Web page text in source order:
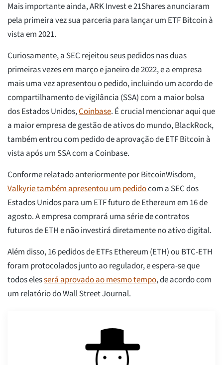
Mais importante ainda, ARK Invest e 21Shares anunciaram
pela primeira vez sua parceria para lançar um ETF Bitcoin à
vista em 2021.
Curiosamente, a SEC rejeitou seus pedidos nas duas
primeiras vezes em março e janeiro de 2022, e a empresa
mais uma vez apresentou o pedido, incluindo um acordo de
compartilhamento de vigilância (SSA) com a maior bolsa
dos Estados Unidos,Coinbase. É crucial mencionar aqui que
a maior empresa de gestão de ativos do mundo, BlackRock,
também entrou com pedido de aprovação de ETF Bitcoin à
vista após um SSA com a Coinbase.
Conforme relatado anteriormente por BitcoinWisdom,
Valkyrie também apresentou um pedidocom a SEC dos
Estados Unidos para um ETF futuro de Ethereum em 16 de
agosto. A empresa comprará uma série de contratos
futuros de ETH e não investirá diretamente no ativo digital.
Além disso, 16 pedidos de ETFs Ethereum (ETH) ou BTC-ETH
foram protocolados junto ao regulador, e espera-se que
todos elesserá aprovado ao mesmo tempo, de acordo com
um relatório do Wall Street Journal.